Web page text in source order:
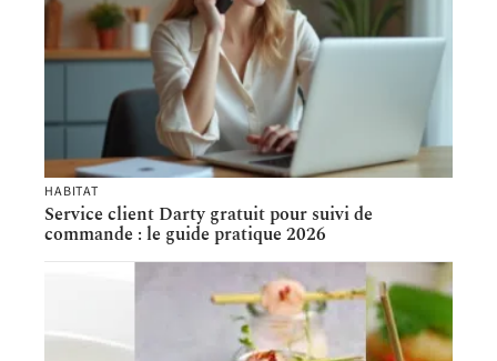
HABITAT
Service client Darty gratuit pour suivi de
commande : le guide pratique 2026